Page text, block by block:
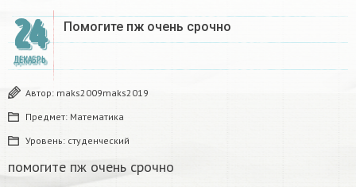
24
ДЕКАБРЬ
Помогите пж очень срочно​
Автор: maks2009maks2019
Предмет: Математика
Уровень: студенческий
помогите пж очень срочно​